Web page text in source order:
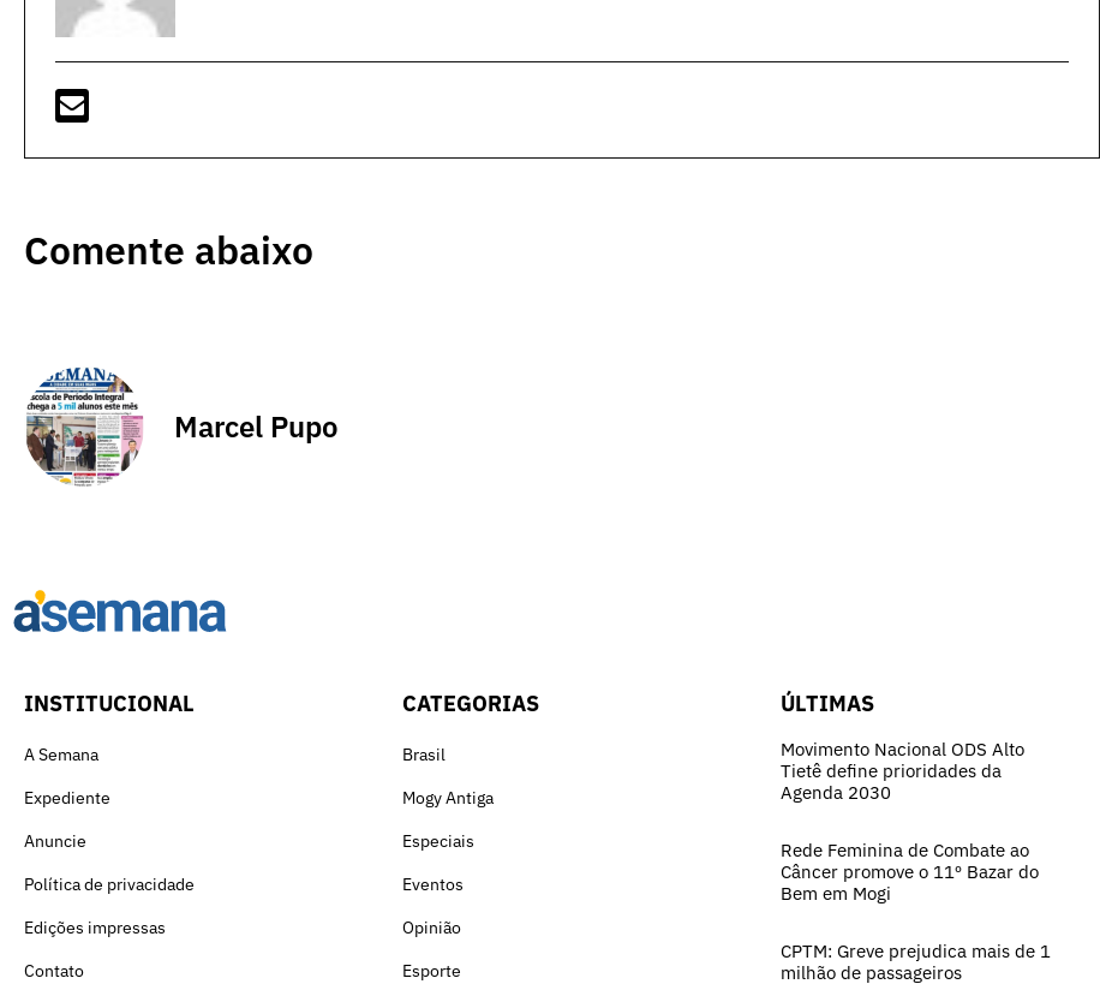
Comente abaixo
Marcel Pupo
INSTITUCIONAL
A Semana
Expediente
Anuncie
Política de privacidade
Edições impressas
Contato
CATEGORIAS
Brasil
Mogy Antiga
Especiais
Eventos
Opinião
Esporte
ÚLTIMAS
Movimento Nacional ODS Alto
Tietê define prioridades da
Agenda 2030
Rede Feminina de Combate ao
Câncer promove o 11º Bazar do
Bem em Mogi
CPTM: Greve prejudica mais de 1
milhão de passageiros